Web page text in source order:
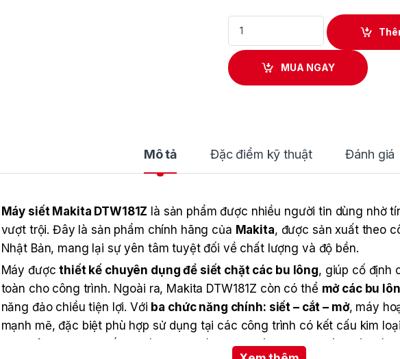
Máy siết bu lông dùng pin 12.7mm
MUA NGAY
Mô tả Đặc điểm kỹ thuật Đánh giá
Máy siết Makita DTW181Z là sản phẩm được nhiều người tin dùng nhờ
vượt trội. Đây là sản phẩm chính hãng của Makita, được sản xuất theo
Nhật Bản, mang lại sự yên tâm tuyệt đối về chất lượng và độ bền.
Máy đượcthiết kế chuyên dụng để siết chặt các bu lông, giúp cố định
toàn cho công trình. Ngoài ra, Makita DTW181Z còn có thể mở các bu
năng đảo chiều tiện lợi. Với ba chức năng chính: siết – cắt – mở, máy
mạnh mẽ, đặc biệt phù hợp sử dụng tại các công trình có kết cấu kim
vượt sông, hay cao ốc… giúp người dùng thao tác nhanh, chính xác và an